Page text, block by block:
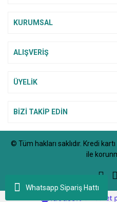
Whatsapp Sipariş Hattı
KURUMSAL
ALIŞVERİŞ
ÜYELİK
BİZİ TAKİP EDİN
© Tüm hakları saklıdır. Kredi
ile